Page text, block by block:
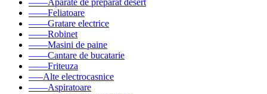
––––Aparate de preparat desert
––––Feliatoare
––––Gratare electrice
––––Robinet
––––Masini de paine
––––Cantare de bucatarie
––––Friteuza
–––Alte electrocasnice
––––Aspiratoare